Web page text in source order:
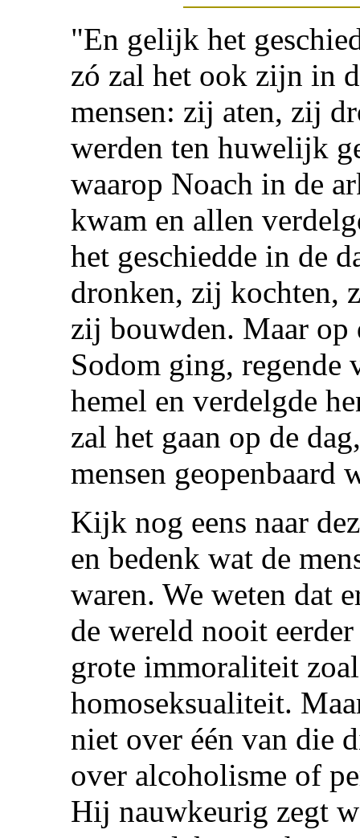
"En gelijk het
zó zal het ook zijn in
mensen: zij aten, zij
werden ten huwelijk
waarop Noach in de
kwam en allen
het geschiedde in de
dronken, zij kochten,
zij bouwden. Maar
Sodom ging, regende
hemel en verdelgde
zal het gaan op de
mensen
Kijk nog eens naar
en bedenk wat de
waren. We weten dat
de wereld nooit
grote immoraliteit
homoseksualiteit.
niet over één van die
over alcoholisme of
Hij nauwkeurig zegt